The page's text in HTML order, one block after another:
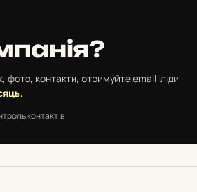
фото, контакти, отримуйте email-ліди
контактів